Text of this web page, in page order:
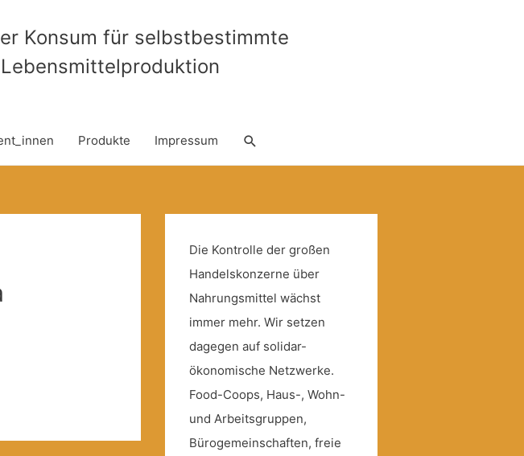
Konsum für selbstbestimmte
Lebensmittelproduktion
Produkte Impressum Suche
Die Kontrolle der großen
Handelskonzerne über
Nahrungsmittel wächst
immer mehr. Wir setzen
dagegen auf solidar-
ökonomische Netzwerke.
Food-Coops, Haus-, Wohn-
und Arbeitsgruppen,
Bürogemeinschaften, freie